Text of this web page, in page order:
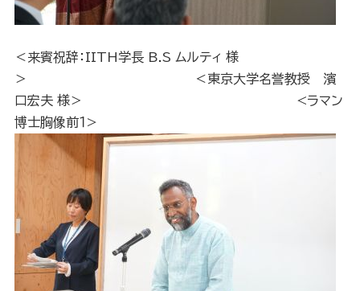
＜来賓祝辞：IITH学長 B.S ムルティ 様
＞ ＜東京大学名誉教授 濱
口宏夫 様＞ <ラマン
博士胸像前１>